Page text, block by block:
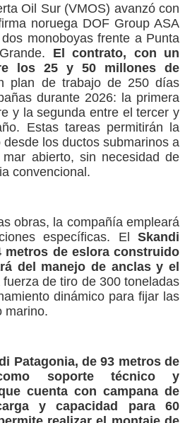
Oil Sur (VMOS) avanzó con
noruega DOF Group ASA
monoboyas frente a Punta
El contrato, con un
los 25 y 50 millones de
plan de trabajo de 250 días
durante 2026: la primera
y la segunda entre el tercer y
Estas tareas permitirán la
los ductos submarinos a
abierto, sin necesidad de
convencional.
obras, la compañía empleará
específicas. El Skandi
metros de eslora construido
del manejo de anclas y el
de tiro de 300 toneladas
dinámico para fijar las
marino.
Patagonia, de 93 metros de
soporte técnico y
cuenta con campana de
y capacidad para 60